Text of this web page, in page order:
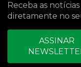
Receba as
diretamente no
ASSINAR